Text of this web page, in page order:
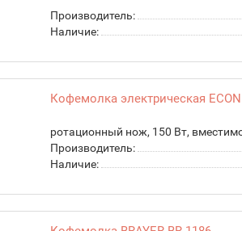
Производитель:
Наличие:
Кофемолка электрическая
ротационный нож, 150 Вт,
Производитель:
Наличие: